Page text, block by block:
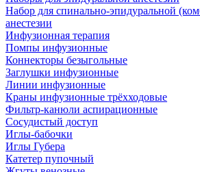
Набор для спинально-эпидуральной
анестезии
Инфузионная терапия
Помпы инфузионные
Коннекторы безыгольные
Заглушки инфузионные
Линии инфузионные
Краны инфузионные трёхходовые
Фильтр-канюли аспирационные
Сосудистый доступ
Иглы-бабочки
Иглы Губера
Катетер пупочный